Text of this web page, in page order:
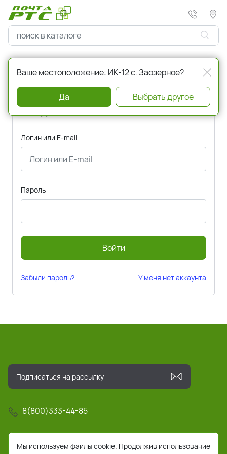
Главная Авторизация
Вход
Логин или E-mail
Пароль
Войти
Забыли пароль? У меня нет аккаунта
8(800)333-44-85
info@pochta-rts.ru
Мы используем файлы cookie. Продолжив использование
Ваше местоположение: ИК-12 с. Заозерное?
Да Выбрать другое